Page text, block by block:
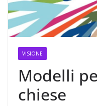
VISIONE
Modelli
chiese